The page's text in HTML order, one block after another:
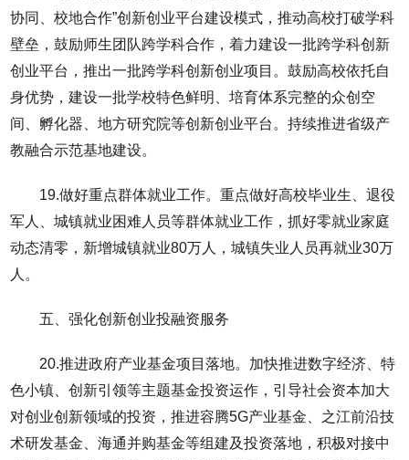
协同、校地合作”创新创业平台建设模式，推动高校打破学科
壁垒，鼓励师生团队跨学科合作，着力建设一批跨学科创新
创业平台，推出一批跨学科创新创业项目。鼓励高校依托自
身优势，建设一批学校特色鲜明、培育体系完整的众创空
间、孵化器、地方研究院等创新创业平台。持续推进省级产
教融合示范基地建设。
19.做好重点群体就业工作。重点做好高校毕业生、退役
军人、城镇就业困难人员等群体就业工作，抓好零就业家庭
动态清零，新增城镇就业80万人，城镇失业人员再就业30万
人。
五、强化创新创业投融资服务
20.推进政府产业基金项目落地。加快推进数字经济、特
色小镇、创新引领等主题基金投资运作，引导社会资本加大
对创业创新领域的投资，推进容腾5G产业基金、之江前沿技
术研发基金、海通并购基金等组建及投资落地，积极对接中